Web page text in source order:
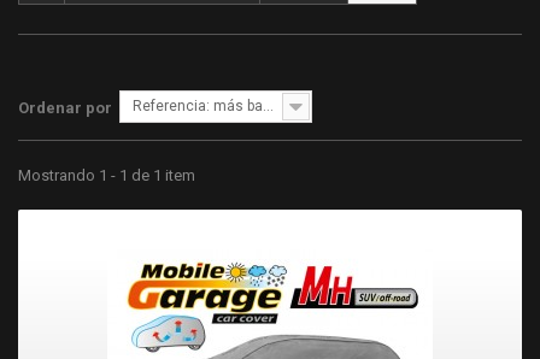
Ordenar por Referencia: más bajo primero
Mostrando 1 - 1 de 1 item